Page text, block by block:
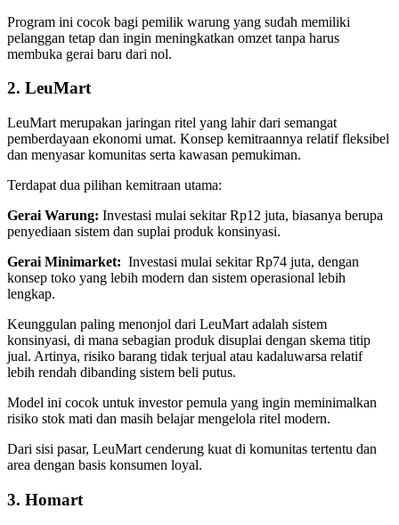
Program ini cocok bagi pemilik warung yang sudah memiliki
pelanggan tetap dan ingin meningkatkan omzet tanpa harus
membuka gerai baru dari nol.
2. LeuMart
LeuMart merupakan jaringan ritel yang lahir dari semangat
pemberdayaan ekonomi umat. Konsep kemitraannya relatif fleksibel
dan menyasar komunitas serta kawasan pemukiman.
Terdapat dua pilihan kemitraan utama:
Gerai Warung: Investasi mulai sekitar Rp12 juta, biasanya berupa
penyediaan sistem dan suplai produk konsinyasi.
Gerai Minimarket: Investasi mulai sekitar Rp74 juta, dengan
konsep toko yang lebih modern dan sistem operasional lebih
lengkap.
Keunggulan paling menonjol dari LeuMart adalah sistem
konsinyasi, di mana sebagian produk disuplai dengan skema titip
jual. Artinya, risiko barang tidak terjual atau kadaluwarsa relatif
lebih rendah dibanding sistem beli putus.
Model ini cocok untuk investor pemula yang ingin meminimalkan
risiko stok mati dan masih belajar mengelola ritel modern.
Dari sisi pasar, LeuMart cenderung kuat di komunitas tertentu dan
area dengan basis konsumen loyal.
3. Homart